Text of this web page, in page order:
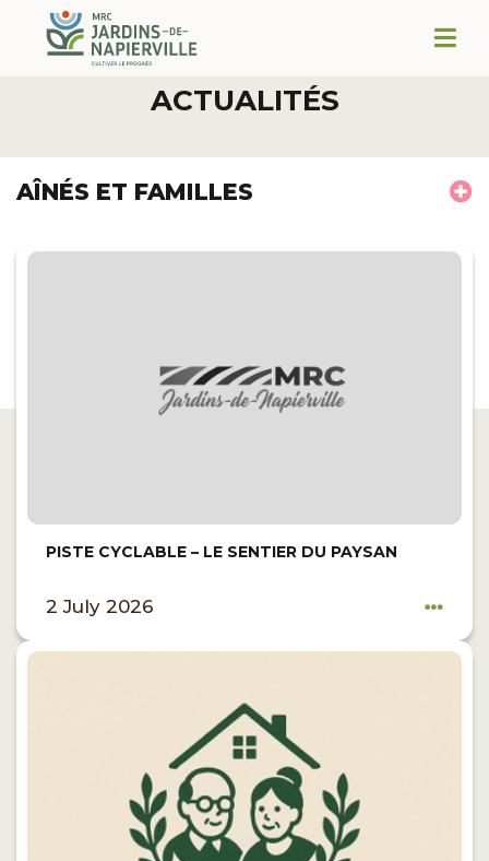
ACTUALITÉS
AÎNÉS ET FAMILLES
PISTE CYCLABLE – LE SENTIER DU PAYSAN
2 July 2026